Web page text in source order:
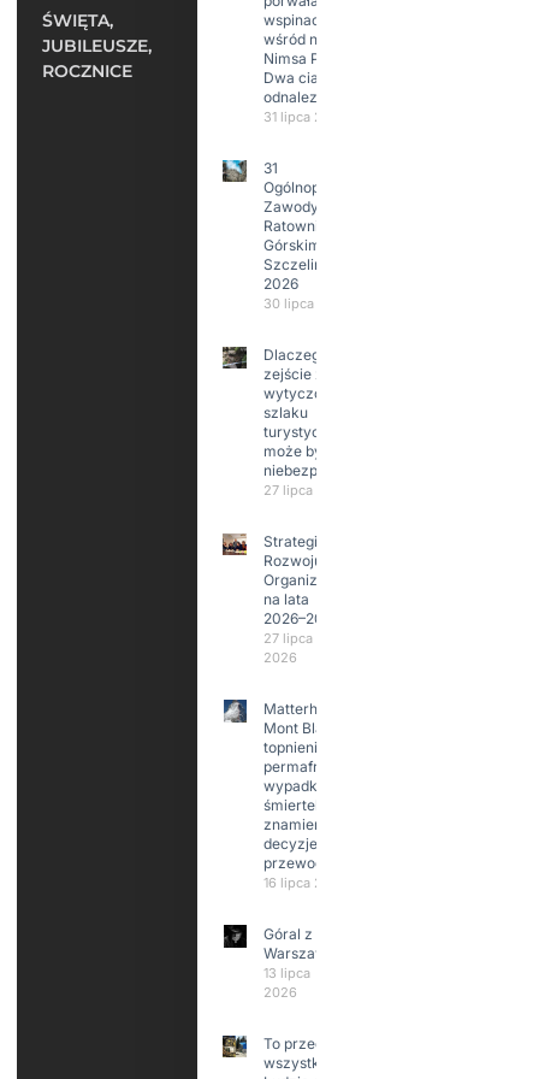
ŚWIĘTA,
JUBILEUSZE,
ROCZNICE
wspinaczy,
wśród nich
Nimsa Purję.
Dwa ciała
odnalezione.
31 lipca 2026
31
Ogólnopolskie
Zawody w
Ratownictwie
Górskim –
Szczeliniec
2026
30 lipca 2026
Dlaczego
zejście z
wytyczonego
szlaku
turystycznego
może być
niebezpieczne?
27 lipca 2026
Strategia
Rozwoju
Organizacji
na lata
2026–2029
27 lipca
2026
Matterhorn i
Mont Blanc:
topnienie
permafrost,
wypadki
śmiertelne,
znamienne
decyzje
przewodników
16 lipca 2026
Góral z
Warszawy.
13 lipca
2026
To przede
wszystkim